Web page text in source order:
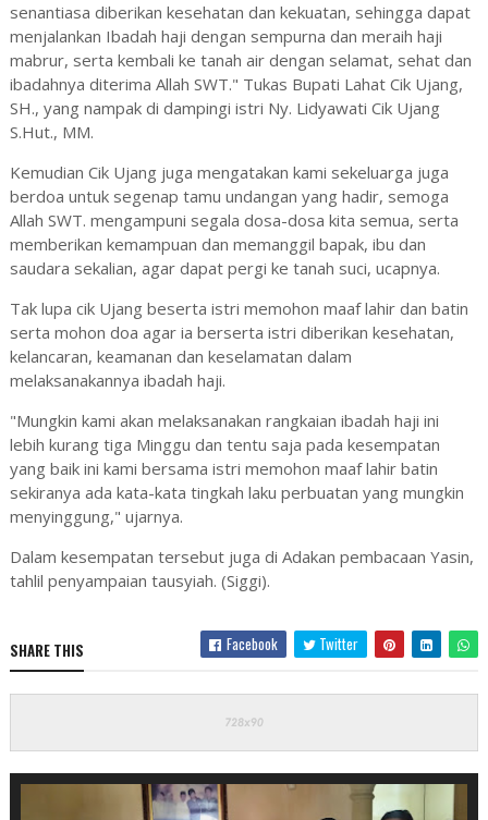
senantiasa diberikan kesehatan dan kekuatan, sehingga dapat
menjalankan Ibadah haji dengan sempurna dan meraih haji
mabrur, serta kembali ke tanah air dengan selamat, sehat dan
ibadahnya diterima Allah SWT." Tukas Bupati Lahat Cik Ujang,
SH., yang nampak di dampingi istri Ny. Lidyawati Cik Ujang
S.Hut., MM.
Kemudian Cik Ujang juga mengatakan kami sekeluarga juga
berdoa untuk segenap tamu undangan yang hadir, semoga
Allah SWT. mengampuni segala dosa-dosa kita semua, serta
memberikan kemampuan dan memanggil bapak, ibu dan
saudara sekalian, agar dapat pergi ke tanah suci, ucapnya.
Tak lupa cik Ujang beserta istri memohon maaf lahir dan batin
serta mohon doa agar ia berserta istri diberikan kesehatan,
kelancaran, keamanan dan keselamatan dalam
melaksanakannya ibadah haji.
"Mungkin kami akan melaksanakan rangkaian ibadah haji ini
lebih kurang tiga Minggu dan tentu saja pada kesempatan
yang baik ini kami bersama istri memohon maaf lahir batin
sekiranya ada kata-kata tingkah laku perbuatan yang mungkin
menyinggung," ujarnya.
Dalam kesempatan tersebut juga di Adakan pembacaan Yasin,
tahlil penyampaian tausyiah. (Siggi).
SHARE THIS Facebook Twitter